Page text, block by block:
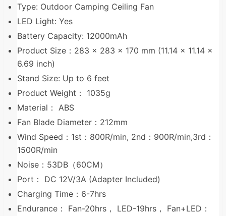
Type: Outdoor Camping Ceiling Fan
LED Light: Yes
Battery Capacity: 12000mAh
Product Size：283 x 283 x 170 mm (11.14 x 11.14 x
6.69 inch)
Stand Size: Up to 6 feet
Product Weight： 1035g
Material： ABS
Fan Blade Diameter：212mm
Wind Speed：1st：800R/min, 2nd：900R/min,3rd：
1500R/min
Noise：53DB（60CM）
Port： DC 12V/3A (Adapter Included)
Charging Time：6-7hrs
Endurance： Fan-20hrs， LED-19hrs， Fan+LED：